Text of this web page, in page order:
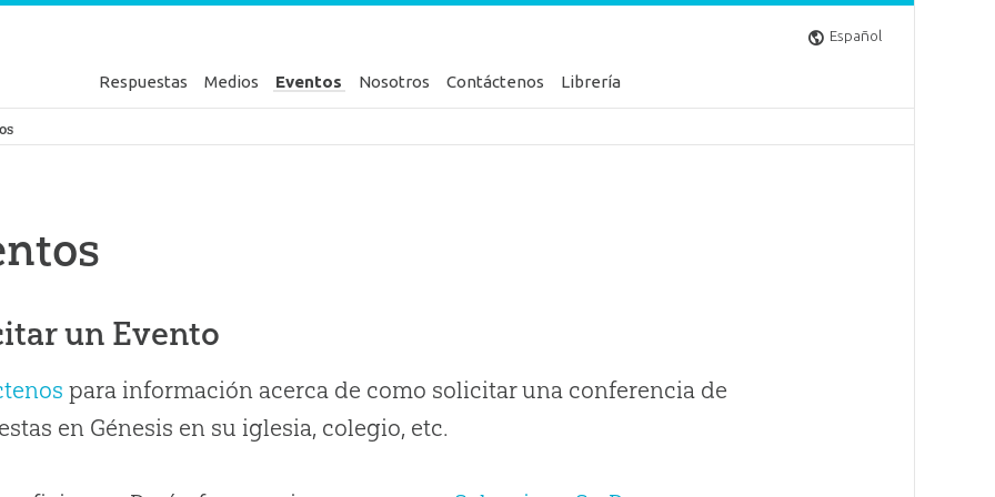
Español
Respuestas Medios Eventos Nosotros Contáctenos Librería
Génesis
un Evento
para información acerca de como solicitar una conferencia de
en Génesis en su iglesia, colegio, etc.